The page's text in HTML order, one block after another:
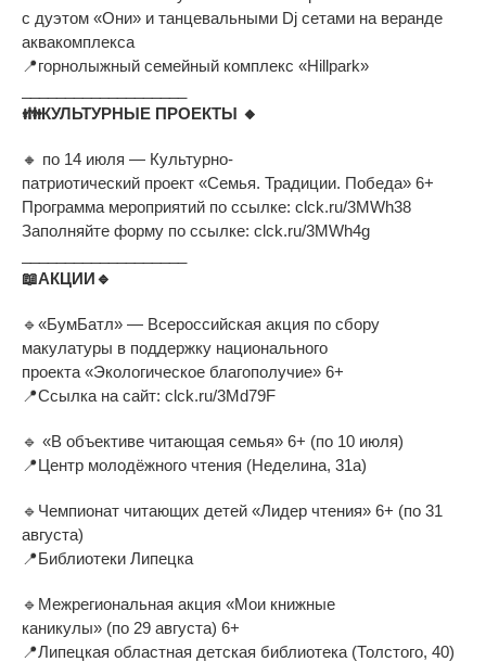
с дуэтом «Они» и танцевальными Dj сетами на веранде
аквакомплекса
📍горнолыжный семейный комплекс «Hillpark»
👪КУЛЬТУРНЫЕ ПРОЕКТЫ 🔸
🔸 по 14 июля — Культурно-
патриотический проект «Семья. Традиции. Победа» 6+
Программа мероприятий по ссылке: clck.ru/3MWh38
Заполняйте форму по ссылке: clck.ru/3MWh4g
📖АКЦИИ🔹
🔹«БумБатл» — Всероссийская акция по сбору
макулатуры в поддержку национального
проекта «Экологическое благополучие» 6+
📍Ссылка на сайт: clck.ru/3Md79F
🔹 «В объективе читающая семья» 6+ (по 10 июля)
📍Центр молодёжного чтения (Неделина, 31а)
🔹 Чемпионат читающих детей «Лидер чтения» 6+ (по 31
августа)
📍Библиотеки Липецка
🔹 Межрегиональная акция «Мои книжные
каникулы» (по 29 августа) 6+
📍Липецкая областная детская библиотека (Толстого, 40)